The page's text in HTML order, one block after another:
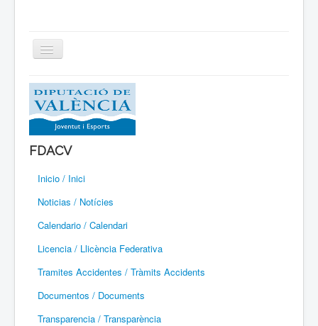
Cambiar
navegación
Aeromodelismo / Aeromodelisme
Ala Delta
Paracaidismo / Paracaigudisme
Parapente / Parapent
Ultraligeros / Ultralleugers
Vuelo Con Motor / Vol Amb Motor
FDACV
Inicio / Inici
Noticias / Notícies
Calendario / Calendari
Licencia / Llicència Federativa
Tramites Accidentes / Tràmits Accidents
Documentos / Documents
Transparencia / Transparència